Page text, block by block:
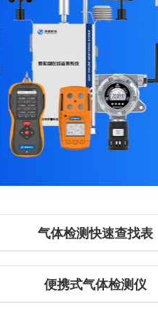
气体检测快速查找表
便携式气体检测仪